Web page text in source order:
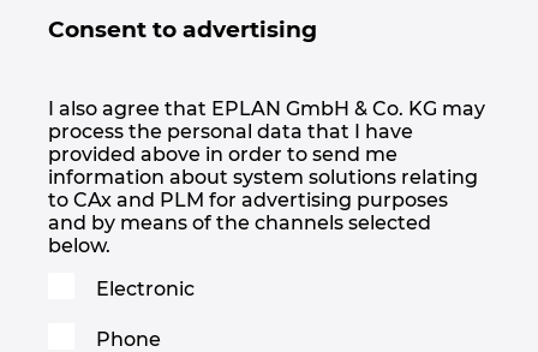
Consent to advertising
I also agree that EPLAN GmbH & Co. KG may
process the personal data that I have
provided above in order to send me
information about system solutions relating
to CAx and PLM for advertising purposes
and by means of the channels selected
below.
Electronic
Phone
South Africa
South Korea
Spain
Sweden